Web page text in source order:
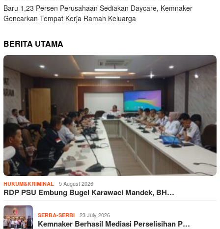
Baru 1,23 Persen Perusahaan Sediakan Daycare, Kemnaker
Gencarkan Tempat Kerja Ramah Keluarga
BERITA UTAMA
HUKUM&KRIMINAL 5 August 2026
RDP PSU Embung Bugel Karawaci Mandek, BH…
SERBA-SERBI 23 July 2026
Kemnaker Berhasil Mediasi Perselisihan P…